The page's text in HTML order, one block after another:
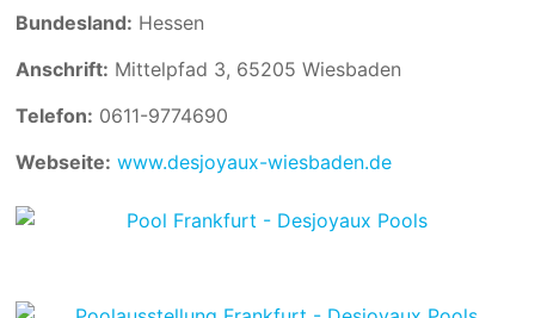
Bundesland: Hessen
Anschrift: Mittelpfad 3, 65205 Wiesbaden
Telefon: 0611-9774690
Webseite: www.desjoyaux-wiesbaden.de